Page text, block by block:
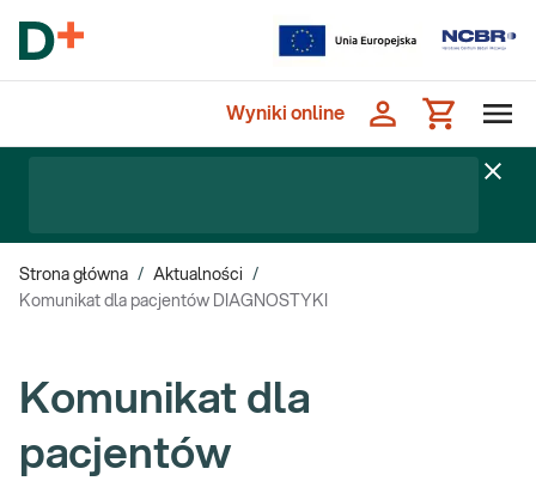
Wyniki online
Strona główna / Aktualności
/
Komunikat dla pacjentów DIAGNOSTYKI
Komunikat dla
pacjentów